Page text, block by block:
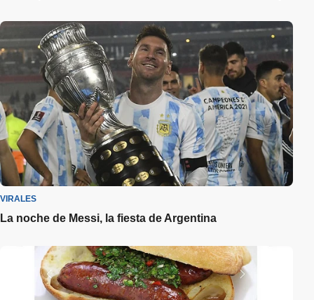
VIRALES
La noche de Messi, la fiesta de Argentina